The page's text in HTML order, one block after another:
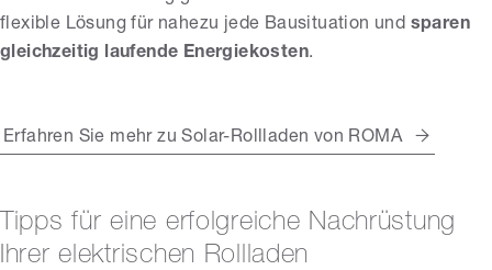
flexible Lösung für nahezu jede Bausituation und sparen
gleichzeitig laufende Energiekosten.
Erfahren Sie mehr zu Solar-Rollladen von ROMA
Tipps für eine erfolgreiche Nachrüstung
Ihrer elektrischen Rollladen